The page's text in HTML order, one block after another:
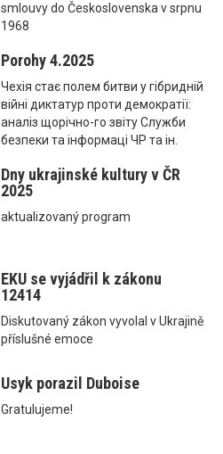
smlouvy do Československa v srpnu
1968
Porohy 4.2025
Чехія стає полем битви у гібридній
війні диктатур проти демократії:
аналіз щорічно-го звіту Служби
безпеки та інформаці ЧР та ін.
Dny ukrajinské kultury v ČR
2025
aktualizovaný program
EKU se vyjádřil k zákonu
12414
Diskutovaný zákon vyvolal v Ukrajině
příslušné emoce
Usyk porazil Duboise
Gratulujeme!